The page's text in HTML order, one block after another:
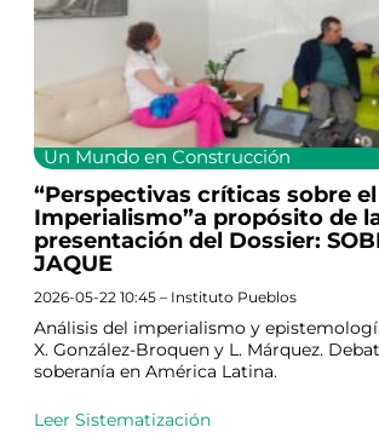
Un Mundo en Construcción
“Perspectivas críticas sobre el
Imperialismo”a propósito de
presentación del Dossier:
JAQUE
2026-05-22 10:45 – Instituto Pueblos
Análisis del imperialismo y
X. González-Broquen y L. Márquez.
soberanía en América Latina.
Leer Sistematización